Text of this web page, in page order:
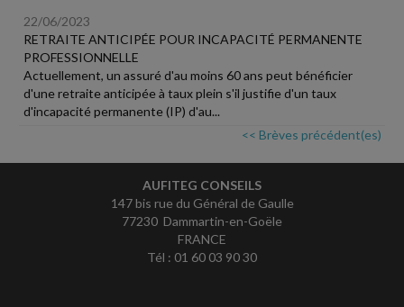
22/06/2023
RETRAITE ANTICIPÉE POUR INCAPACITÉ PERMANENTE
PROFESSIONNELLE
Actuellement, un assuré d'au moins 60 ans peut bénéficier
d'une retraite anticipée à taux plein s'il justifie d'un taux
d'incapacité permanente (IP) d'au...
<< Brèves précédent(es)
AUFITEG CONSEILS
147 bis rue du Général de Gaulle
77230 Dammartin-en-Goële
FRANCE
Tél : 01 60 03 90 30